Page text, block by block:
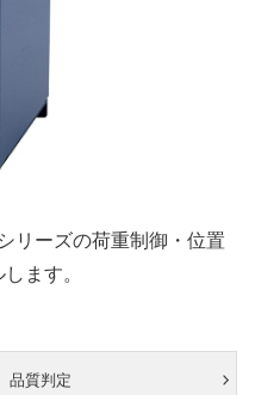
リーズの荷重制御・位置
ます。
品質判定